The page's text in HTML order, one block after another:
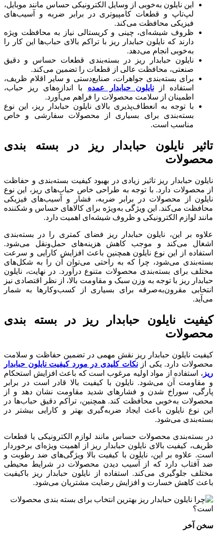
این نایلون به‌خوبی از وسایل الکترونیکی حساس مانند موبایل،
لپ‌تاپ و قطعات کامپیوتری در برابر ضربه و آسیب‌های
فیزیکی محافظت می‌کند.
ظروف شیشه‌ای، چینی و کریستالی نیاز به محافظت ویژه
دارند که نایلون حبابدار ریز با تراکم بالای حباب‌ها این کار را
به‌خوبی انجام می‌دهد.
نایلون حبابدار ریز در بسته‌بندی قطعات حساس و دقیق
صنعتی، محافظت عالی از قطعات را تضمین می‌کند.
برای بسته‌بندی جواهرات، صنایع‌دستی و سایر اقلام ظریف،
استفاده ازنایلون حبابدار عمده
با اندازه‌های ریز حباب،
اطمینان از سلامت محصولات را فراهم می‌آورد.
با توجه به انعطاف‌پذیری بالای نایلون حبابدار ریز، این نوع
بسته‌بندی برای بسیاری از محصولات سفارشی و خاص
مناسب است.
تاثیر نایلون حبابدار ریز در بسته بندی
محصولات
نایلون حبابدار ریز تاثیر زیادی در بهبود کیفیت بسته‌بندی و حفاظت
از محصولات دارد. با توجه به طراحی خاص حباب‌های ریز، این نوع
نایلون از محصولات در برابر ضربه، فشار و آسیب‌های فیزیکی
محافظت می‌کند. این ویژگی به‌ویژه برای کالاهای حساس و شکننده
مانند لوازم الکترونیکی و ظروف شیشه‌ای اهمیت دارد.
علاوه بر این، نایلون حبابدار ریز فضای کمتری را در بسته‌بندی
اشغال می‌کند و موجب کاهش هزینه‌های حمل‌ونقل می‌شود.
استفاده از این نوع نایلون همچنین باعث افزایش کارایی و سرعت
بسته‌بندی می‌شود، چرا که به راحتی می‌توان آن را به شکل‌های
مختلف برای بسته‌بندی محصولات متنوع درآورد. در نهایت، نایلون
حبابدار ریز با توجه به وزن سبک و مقاومت بالا، از نظر اقتصادی نیز
انتخابی مقرون‌به‌صرفه برای بسیاری از کسب‌وکارها به شمار
می‌آید.
کیفیت نایلون حبابدار ریز در بسته بندی
محصولات
کیفیت نایلون حبابدار ریز نقش مهمی در تضمین حفاظت و سلامت
محصولات دارد. یکی از نکات کلیدی در مورد کیفیت نایلون حبابدار
ریز ، استفاده از مواد اولیه مرغوب است که باعث افزایش استحکام
و مقاومت آن می‌شود. نایلون با کیفیت بالا قادر است در برابر
پارگی، سوراخ شدن و فشارهای شدید مقاومت نشان دهد و از
محصولات به‌خوبی محافظت کند. همچنین، تراکم دقیق حباب‌ها در
این نوع نایلون باعث ایجاد ضربه‌گیری بهتر و کارایی بیشتر در
بسته‌بندی می‌شود.
در بسته‌بندی محصولات حساس مانند لوازم الکترونیکی یا قطعات
ظریف، کیفیت بالای نایلون حبابدار ریز از اهمیت ویژه‌ای برخوردار
است. علاوه بر این، نایلون با کیفیت بالا ویژگی‌های ضد رطوبت و
ضد آفتاب دارد که از آسیب دیدن محصولات در شرایط محیطی
مختلف جلوگیری می‌کند. استفاده از نایلون حبابدار ریز باکیفیت
باعث کاهش خسارت و افزایش رضایت مشتریان می‌شود.
سخن آخر